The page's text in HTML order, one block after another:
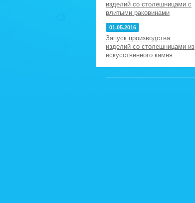
изделий со столешницами с
влитыми раковинами
01.05.2016
Запуск производства
изделий со столешницами из
искусственного камня